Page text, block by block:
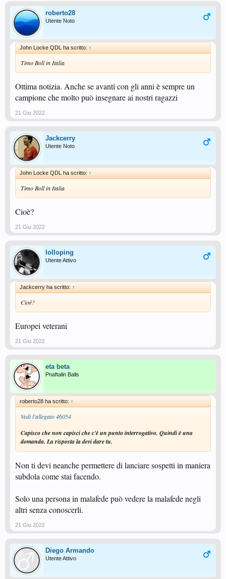
roberto28
Utente Noto
John Locke QDL ha scritto: ↑
Timo Boll in Italia
Ottima notizia. Anche se avanti con gli anni è sempre un
campione che molto può insegnare ai nostri ragazzi
21 Giu 2022
Jackcerry
Utente Noto
John Locke QDL ha scritto: ↑
Timo Boll in Italia
Cioè?
21 Giu 2022
lolloping
Utente Attivo
Jackcerry ha scritto: ↑
Cioè?
Europei veterani
21 Giu 2022
eta beta
Pnaftalin Balls
roberto28 ha scritto: ↑
Vedi l'allegato 46054
Capisco che non capisci che c'è un punto interrogativo. Quindi è una
domanda. La risposta la devi dare tu.
Non ti devi neanche permettere di lanciare sospetti in maniera
subdola come stai facendo.
Solo una persona in malafede può vedere la malafede negli
altri senza conoscerli.
21 Giu 2022
Diego Armando
Utente Attivo